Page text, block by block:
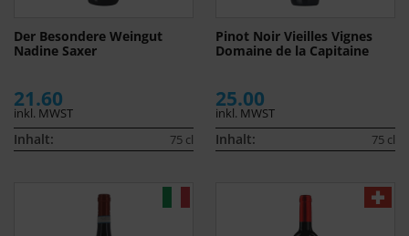
Der Besondere Weingut
Nadine Saxer
21.60
inkl. MWST
Inhalt: 75 cl
Pinot Noir Vieilles Vignes
Domaine de la Capitaine
25.00
inkl. MWST
Inhalt: 75 cl